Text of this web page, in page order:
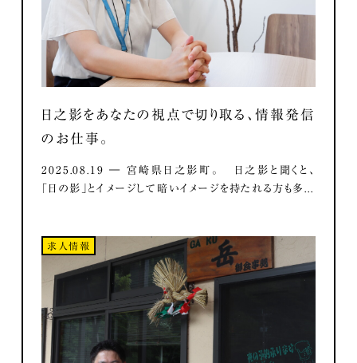
日之影をあなたの視点で切り取る、情報発信
のお仕事。
2025.08.19 ― 宮崎県日之影町。 日之影と聞くと、
「日の影」とイメージして暗いイメージを持たれる方も多...
求人情報